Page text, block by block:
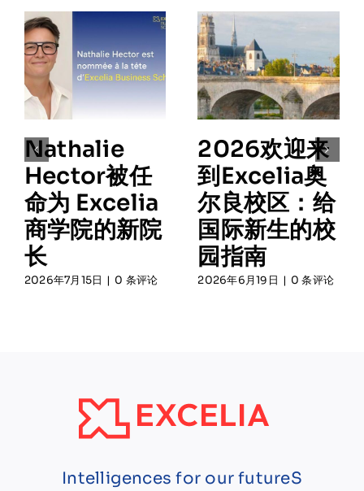
Nathalie
Hector被任
命为 Excelia
商学院的新院
长
2026年7月15日 | 0 条评论
2026欢迎来
到Excelia奥
尔良校区：给
国际新生的校
园指南
2026年6月19日 | 0 条评论
Intelligences for our futureS